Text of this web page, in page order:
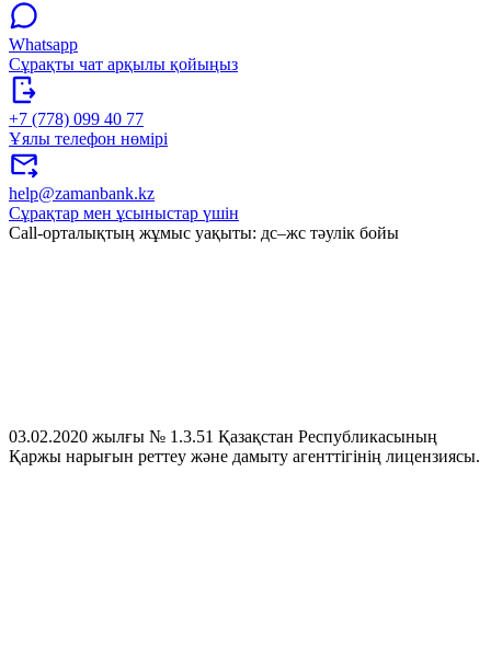
Whatsapp
Сұрақты чат арқылы қойыңыз
+7 (778) 099 40 77
Ұялы телефон нөмірі
help@zamanbank.kz
Сұрақтар мен ұсыныстар үшін
Call-орталықтың жұмыс уақыты: дс–жс тәулік бойы
03.02.2020 жылғы № 1.3.51 Қазақстан Республикасының
Қаржы нарығын реттеу және дамыту агенттігінің лицензиясы.